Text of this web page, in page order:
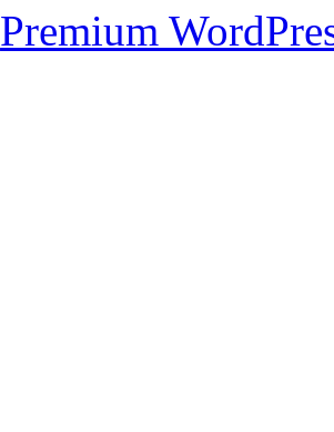
Premium